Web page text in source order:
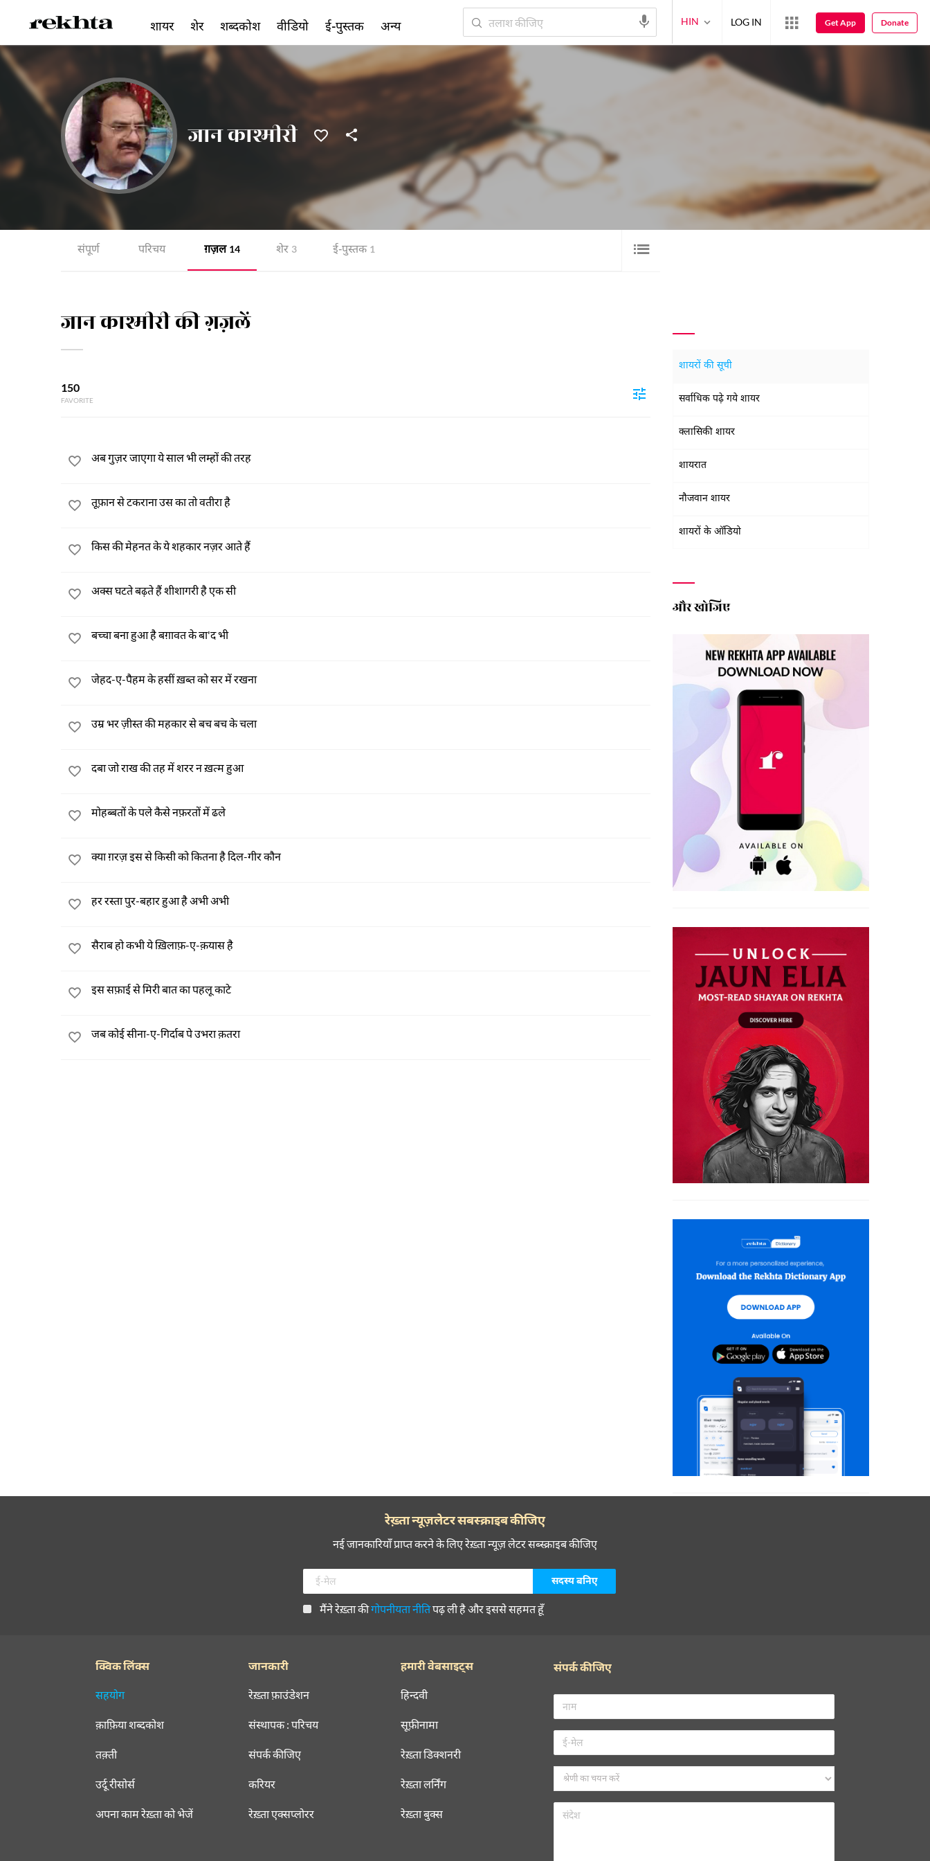
जान काश्मीरी
संपूर्ण परिचय ग़ज़ल 14 शेर 3 ई-पुस्तक 1
जान काश्मीरी की ग़ज़लें
150
FAVORITE
अब गुज़र जाएगा ये साल भी लम्हों की तरह
तूफ़ान से टकराना उस का तो वतीरा है
किस की मेहनत के ये शहकार नज़र आते हैं
अक्स घटते बढ़ते हैं शीशागरी है एक सी
बच्चा बना हुआ है बग़ावत के बा'द भी
जेहद-ए-पैहम के हसीं ख़ब्त को सर में रखना
उम्र भर ज़ीस्त की महकार से बच बच के चला
दबा जो राख की तह में शरर न ख़त्म हुआ
मोहब्बतों के पले कैसे नफ़रतों में ढले
क्या ग़रज़ इस से किसी को कितना है दिल-गीर कौन
हर रस्ता पुर-बहार हुआ है अभी अभी
सैराब हो कभी ये ख़िलाफ़-ए-क़यास है
इस सफ़ाई से मिरी बात का पहलू काटे
जब कोई सीना-ए-गिर्दाब पे उभरा क़तरा
शायरों की सूची
सर्वाधिक पढ़े गये शायर
क्लासिकी शायर
शायरात
नौजवान शायर
शायरों के ऑडियो
और खोजिए
शायर शेर शब्दकोश वीडियो ई-पुस्तक अन्य HIN LOG IN Get App Donate
रेख़्ता न्यूज़लेटर सबस्क्राइब कीजिए
नई जानकारियाँ प्राप्त करने के लिए रेख़्ता न्यूज़ लेटर सब्स्क्राइब कीजिए
मैंने रेख़्ता कीगोपनीयता नीतिपढ़ ली है और इससे सहमत हूँ
क्विक लिंक्स
सहयोग
क़ाफ़िया शब्दकोश
तक़्ती
उर्दू रीसोर्स
अपना काम रेख़्ता को भेजें
जानकारी
रेख़्ता फ़ाउंडेशन
संस्थापक : परिचय
संपर्क कीजिए
करियर
रेख़्ता एक्सप्लोरर
हमारी वेबसाइट्स
हिन्दवी
सूफ़ीनामा
रेख़्ता डिक्शनरी
रेख़्ता लर्निंग
रेख़्ता बुक्स
संपर्क कीजिए